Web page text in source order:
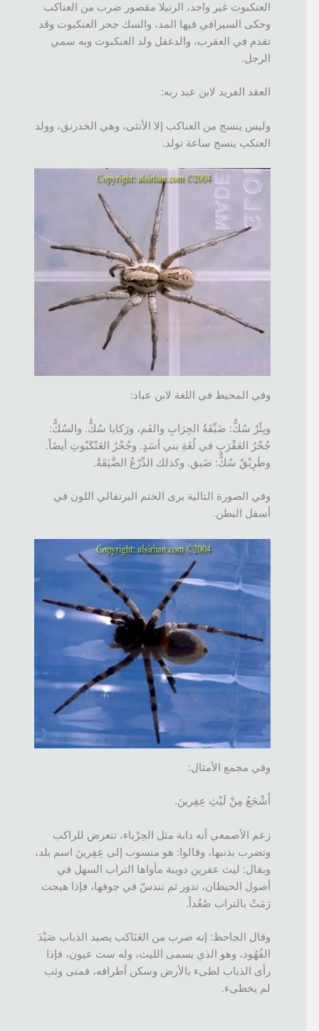
العنكبوت غير واحد، الرتيلا مقصور ضرب من العناكب
وحكى السيرافي فيها المد، والسك جحر العنكبوت وقد
تقدم في العقرب، والدغفل ولد العنكبوت وبه سمي
الرجل.
العقد الفريد لابن عبد ربه:
وليس ينسج من العناكب إلا الأنثى، وهي الخدرنق، وولد
العنكب ينسج ساعة تولد.
وفي المحيط في اللغة لابن عباد:
وبِئْرٌ سُكٌّ: ضَيِّقَةُ الجِرَابِ والفَم، ورَكايا سُكٌّ. والسُكُّ:
جُحْرُ العَقْرَبِ في لُغَةِ بني أسَدٍ. وجُحْرُ العَنْكَبُوتِ أيضَاً.
وطَرِيْقٌ سُكٌّ: ضَيق. وكذلك الدِّرْعُ الضَّيَقَةُ.
وفي الصورة التالية يرى الختم البرتقالي اللون في
أسفل البطن.
وفي مجمع الأمثال:
أَشْجَعُ مِنْ لَيْثِ عِفِرينَ.
زعم الأصمعي أنه دابة مثل الحِرْباء، تتعرض للراكب
وتضرب بذنبها، وقالوا: هو منسوب إلى عِفِرينَ اسم بلد،
ويقال: ليث عفرين دويبة مأواها التراب السهل في
أصول الحيطان، تدور ثم تندسّ في جوفها، فإذا هيجت
رَمَتْ بالتراب صُعُداً.
وقال الجاحظ: إنه ضرب من العَنَاكب يصيد الذباب صَيْدَ
الفُهُود، وهو الذي يسمى الليث، وله ست عيون، فإذا
رأى الذباب لطىء بالأرض وسكن أطرافه، فمتى وثب
لم يخطىء.